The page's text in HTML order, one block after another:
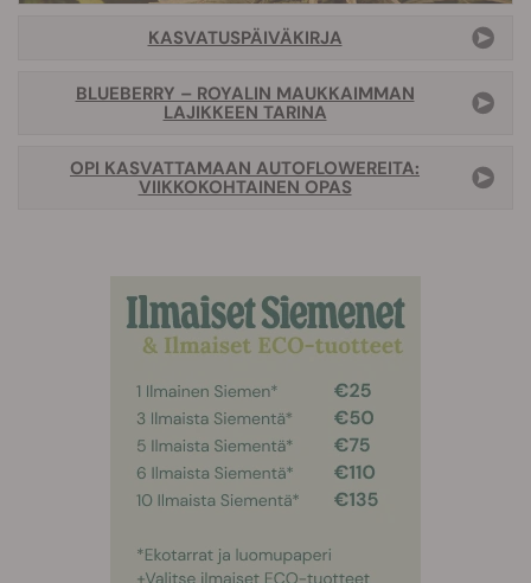
KASVATUSPÄIVÄKIRJA
BLUEBERRY – ROYALIN MAUKKAIMMAN
LAJIKKEEN TARINA
OPI KASVATTAMAAN AUTOFLOWEREITA:
VIIKKOKOHTAINEN OPAS